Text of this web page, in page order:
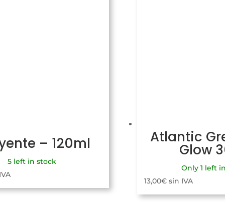
– 120ml
5 left in stock
Atlantic
Glow
Only 1 left
13,00€ sin IVA